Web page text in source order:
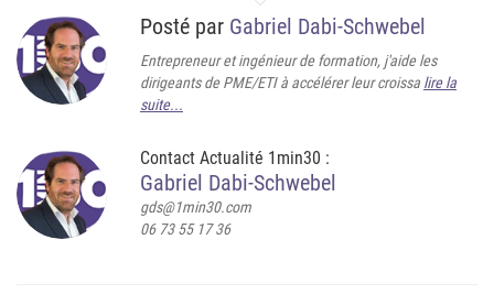
Posté par Gabriel Dabi-Schwebel
Entrepreneur et ingénieur de formation, j'aide les
dirigeants de PME/ETI à accélérer leur croissa lire la
suite...
Contact Actualité 1min30 :
Gabriel Dabi-Schwebel
gds@1min30.com
06 73 55 17 36